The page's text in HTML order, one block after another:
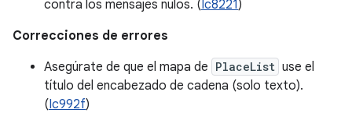
contra los mensajes nulos. (Ic8221)
Correcciones de errores
Asegúrate de que el mapa de PlaceList use el
título del encabezado de cadena (solo texto).
(Ic992f)